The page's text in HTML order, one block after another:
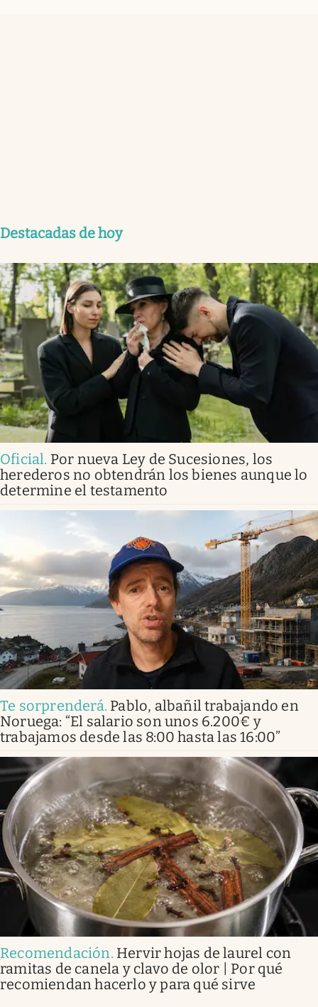
Destacadas de hoy
Oficial. Por nueva Ley de Sucesiones, los
herederos no obtendrán los bienes aunque lo
determine el testamento
Te sorprenderá. Pablo, albañil trabajando en
Noruega: “El salario son unos 6.200€ y
trabajamos desde las 8:00 hasta las 16:00”
Recomendación. Hervir hojas de laurel con
ramitas de canela y clavo de olor | Por qué
recomiendan hacerlo y para qué sirve